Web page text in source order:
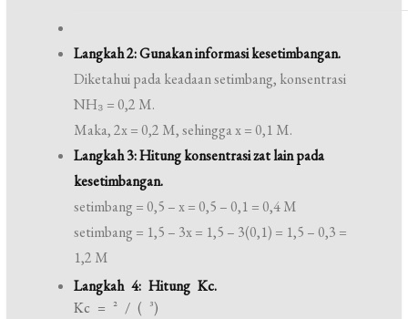
Langkah 2: Gunakan informasi kesetimbangan.
Diketahui pada keadaan setimbang, konsentrasi
NH₃ = 0,2 M.
Maka, 2x = 0,2 M, sehingga x = 0,1 M.
Langkah 3: Hitung konsentrasi zat lain pada
kesetimbangan.
setimbang = 0,5 – x = 0,5 – 0,1 = 0,4 M
setimbang = 1,5 – 3x = 1,5 – 3(0,1) = 1,5 – 0,3 =
1,2 M
Langkah 4: Hitung Kc.
Kc = ² / ( ³)